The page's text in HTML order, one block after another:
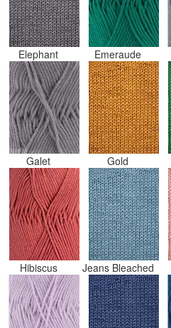
Elephant Emeraude
Galet Gold
Hibiscus Jeans Bleached